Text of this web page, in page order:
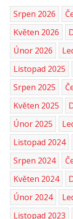
Srpen 2026
Květen 2026
Únor 2026
Listopad 2025
Srpen 2025
Květen 2025
Únor 2025
Listopad 2024
Srpen 2024
Květen 2024
Únor 2024
Listopad 2023